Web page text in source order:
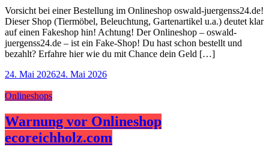
Vorsicht bei einer Bestellung im Onlineshop oswald-juergenss24.de!
Dieser Shop (Tiermöbel, Beleuchtung, Gartenartikel u.a.) deutet klar
auf einen Fakeshop hin! Achtung! Der Onlineshop – oswald-
juergenss24.de – ist ein Fake-Shop! Du hast schon bestellt und
bezahlt? Erfahre hier wie du mit Chance dein Geld […]
24. Mai 202624. Mai 2026
Onlineshops
Warnung vor Onlineshop
ecoreichholz.com